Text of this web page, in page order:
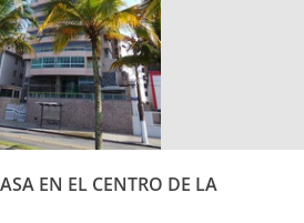
EN EL CENTRO DE LA